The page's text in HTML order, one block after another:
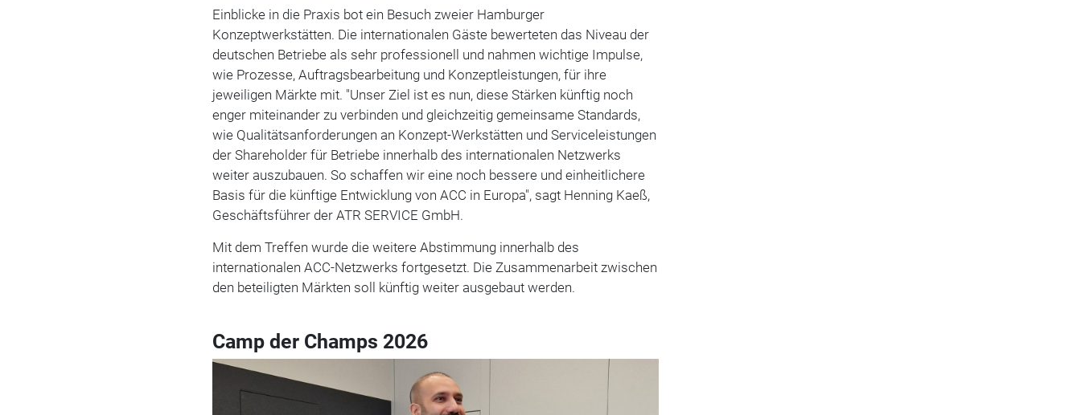
Einblicke in die Praxis bot ein Besuch zweier Hamburger
Konzeptwerkstätten. Die internationalen Gäste bewerteten das Niveau der
deutschen Betriebe als sehr professionell und nahmen wichtige Impulse,
wie Prozesse, Auftragsbearbeitung und Konzeptleistungen, für ihre
jeweiligen Märkte mit. "Unser Ziel ist es nun, diese Stärken künftig noch
enger miteinander zu verbinden und gleichzeitig gemeinsame Standards,
wie Qualitätsanforderungen an Konzept-Werkstätten und Serviceleistungen
der Shareholder für Betriebe innerhalb des internationalen Netzwerks
weiter auszubauen. So schaffen wir eine noch bessere und einheitlichere
Basis für die künftige Entwicklung von ACC in Europa", sagt Henning Kaeß,
Geschäftsführer der ATR SERVICE GmbH.
Mit dem Treffen wurde die weitere Abstimmung innerhalb des
internationalen ACC-Netzwerks fortgesetzt. Die Zusammenarbeit zwischen
den beteiligten Märkten soll künftig weiter ausgebaut werden.
Camp der Champs 2026